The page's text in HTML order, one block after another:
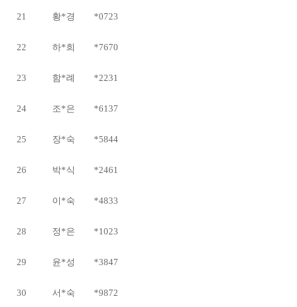
21 황*경 *0723
22 하*희 *7670
23 함*례 *2231
24 조*은 *6137
25 장*숙 *5844
26 박*식 *2461
27 이*숙 *4833
28 정*은 *1023
29 윤*성 *3847
30 서*숙 *9872